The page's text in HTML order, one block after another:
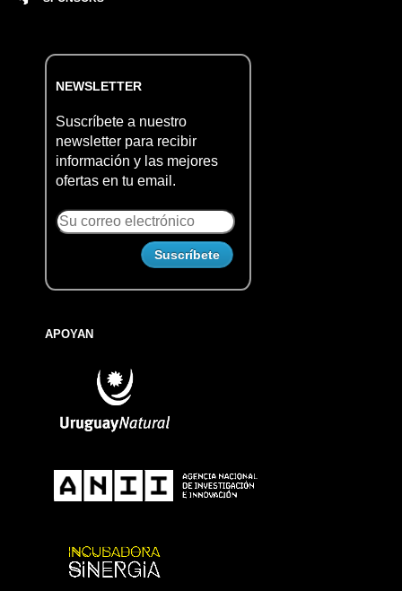
NEWSLETTER
Suscríbete a nuestro
newsletter para recibir
información y las mejores
ofertas en tu email.
APOYAN